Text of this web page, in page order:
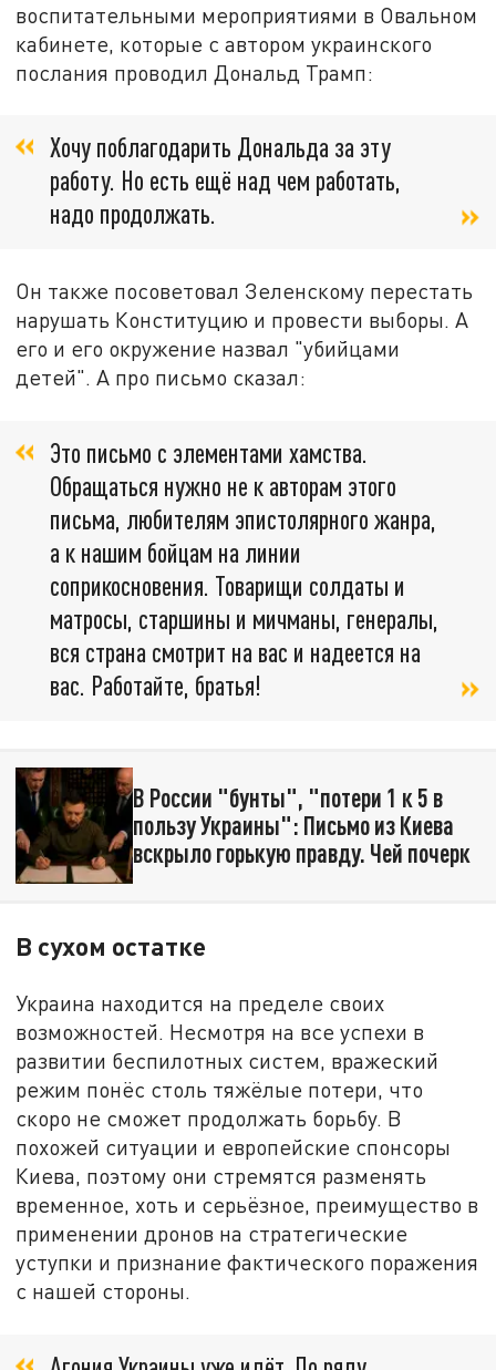
воспитательными мероприятиями в Овальном
кабинете, которые с автором украинского
послания проводил Дональд Трамп:
Хочу поблагодарить Дональда за эту
работу. Но есть ещё над чем работать,
надо продолжать.
Он также посоветовал Зеленскому перестать
нарушать Конституцию и провести выборы. А
его и его окружение назвал "убийцами
детей". А про письмо сказал:
Это письмо с элементами хамства.
Обращаться нужно не к авторам этого
письма, любителям эпистолярного жанра,
а к нашим бойцам на линии
соприкосновения. Товарищи солдаты и
матросы, старшины и мичманы, генералы,
вся страна смотрит на вас и надеется на
вас. Работайте, братья!
В России "бунты", "потери 1 к 5 в
пользу Украины": Письмо из Киева
вскрыло горькую правду. Чей почерк
В сухом остатке
Украина находится на пределе своих
возможностей. Несмотря на все успехи в
развитии беспилотных систем, вражеский
режим понёс столь тяжёлые потери, что
скоро не сможет продолжать борьбу. В
похожей ситуации и европейские спонсоры
Киева, поэтому они стремятся разменять
временное, хоть и серьёзное, преимущество в
применении дронов на стратегические
уступки и признание фактического поражения
с нашей стороны.